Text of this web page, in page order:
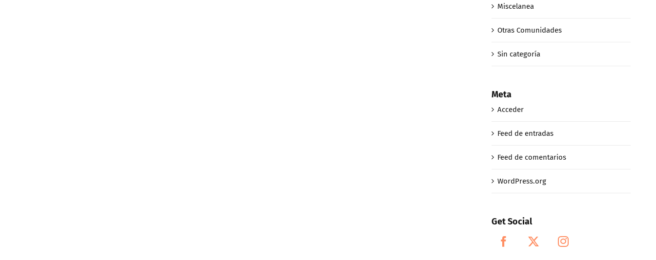
Miscelanea
Otras Comunidades
Sin categoría
Meta
Acceder
Feed de entradas
Feed de comentarios
WordPress.org
Get Social